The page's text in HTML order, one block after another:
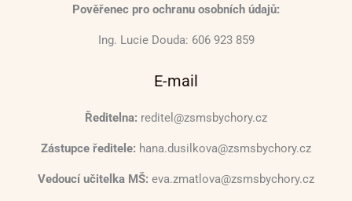
Pověřenec pro ochranu osobních údajů:
Ing. Lucie Douda: 606 923 859
E-mail
Ředitelna: reditel@zsmsbychory.cz
Zástupce ředitele: hana.dusilkova@zsmsbychory.cz
Vedoucí učitelka MŠ: eva.zmatlova@zsmsbychory.cz